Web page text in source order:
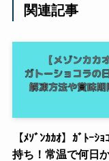
関連記事
【ﾒｿﾞﾝｶｶｵ】ｶﾞﾄｰｼ
持ち！常温で何日